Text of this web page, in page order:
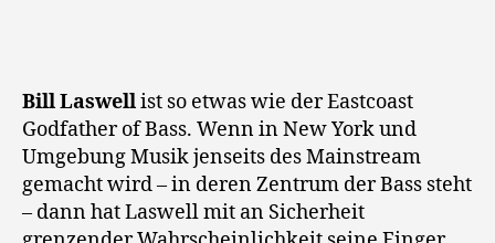
Bill Laswellist so etwas wie der Eastcoast
Godfather of Bass. Wenn in New York und
Umgebung Musik jenseits des Mainstream
gemacht wird – in deren Zentrum der Bass steht
– dann hat Laswell mit an Sicherheit